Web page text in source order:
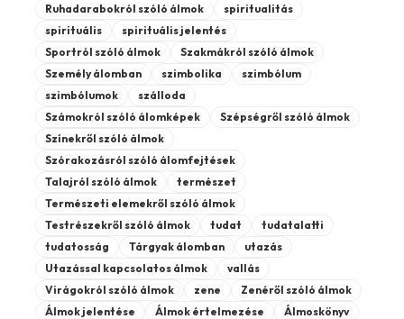
Ruhadarabokról szóló álmok
spiritualitás
spirituális
spirituális jelentés
Sportról szóló álmok
Szakmákról szóló álmok
Személy álomban
szimbolika
szimbólum
szimbólumok
szálloda
Számokról szóló álomképek
Szépségről szóló álmok
Színekről szóló álmok
Szórakozásról szóló álomfejtések
Talajról szóló álmok
természet
Természeti elemekről szóló álmok
Testrészekről szóló álmok
tudat
tudatalatti
tudatosság
Tárgyak álomban
utazás
Utazással kapcsolatos álmok
vallás
Virágokról szóló álmok
zene
Zenéről szóló álmok
Álmok jelentése
Álmok értelmezése
Álmoskönyv